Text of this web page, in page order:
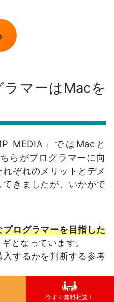
マーはMacを
MEDIA」ではMacと
らがプログラマーに向
ぞれのメリットとデメ
てきましたが、いかがで
プログラマーを目指した
となっています。
するかを判断する参考
今すぐ無料相談！